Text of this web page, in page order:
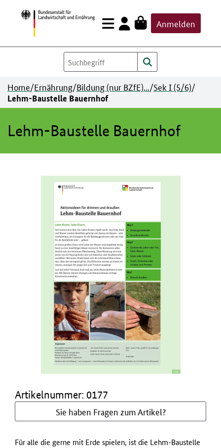
Zum
Inhalt
springen
Anmelden
Home/Ernährung/Bildung (nur BZfE).../Sek I (5/6)/
Lehm-Baustelle Bauernhof
Lehm-Baustelle Bauernhof
Artikelnummer: 0177
Sie haben Fragen zum Artikel?
Für alle die gerne mit Erde spielen, ist die Lehm-Baustelle